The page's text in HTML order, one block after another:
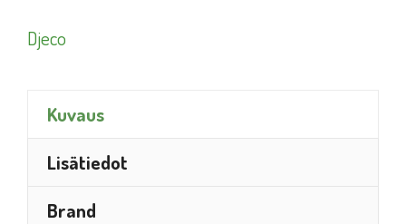
Djeco
Kuvaus
Lisätiedot
Brand